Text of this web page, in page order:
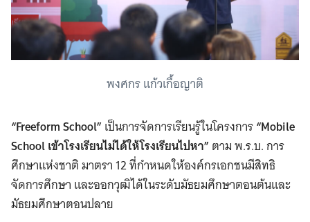
พงศกร แก้วเกื้อญาติ
“Freeform School” เป็นการจัดการเรียนรู้ในโครงการ“Mobile
School เข้าโรงเรียนไม่ได้ให้โรงเรียนไปหา” ตาม พ.ร.บ. การ
ศึกษาแห่งชาติ มาตรา 12 ที่กำหนดให้องค์กรเอกชนมีสิทธิ
จัดการศึกษา และออกวุฒิได้ในระดับมัธยมศึกษาตอนต้นและ
มัธยมศึกษาตอนปลาย